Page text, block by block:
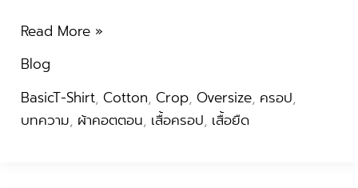
Read More »
Blog
BasicT-Shirt, Cotton, Crop, Oversize, ครอป,
บทความ, ผ้าคอตตอน, เสื้อครอป, เสื้อยืด